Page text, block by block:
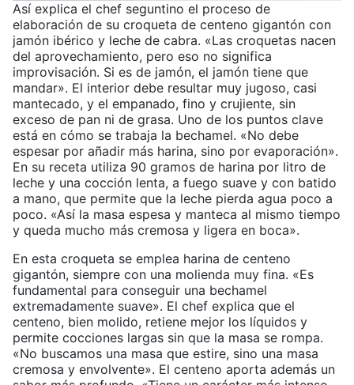
Así explica el chef seguntino el proceso de
elaboración de su croqueta de centeno gigantón con
jamón ibérico y leche de cabra. «Las croquetas nacen
del aprovechamiento, pero eso no significa
improvisación. Si es de jamón, el jamón tiene que
mandar». El interior debe resultar muy jugoso, casi
mantecado, y el empanado, fino y crujiente, sin
exceso de pan ni de grasa. Uno de los puntos clave
está en cómo se trabaja la bechamel. «No debe
espesar por añadir más harina, sino por evaporación».
En su receta utiliza 90 gramos de harina por litro de
leche y una cocción lenta, a fuego suave y con batido
a mano, que permite que la leche pierda agua poco a
poco. «Así la masa espesa y manteca al mismo tiempo
y queda mucho más cremosa y ligera en boca».
En esta croqueta se emplea harina de centeno
gigantón, siempre con una molienda muy fina. «Es
fundamental para conseguir una bechamel
extremadamente suave». El chef explica que el
centeno, bien molido, retiene mejor los líquidos y
permite cocciones largas sin que la masa se rompa.
«No buscamos una masa que estire, sino una masa
cremosa y envolvente». El centeno aporta además un